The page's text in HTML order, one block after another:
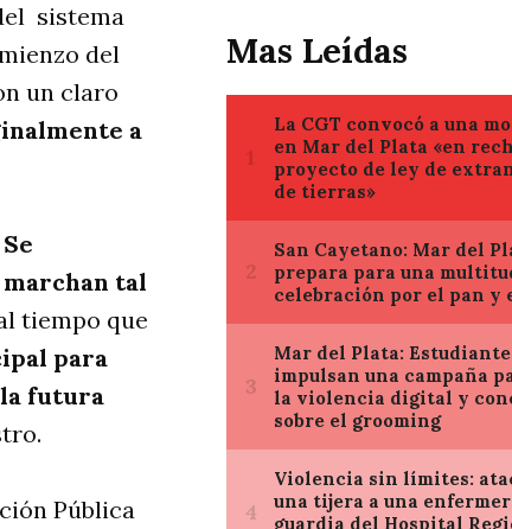
sistema
del
un claro
a
tal
tiempo que
para
futura
Pública
Mas Leídas